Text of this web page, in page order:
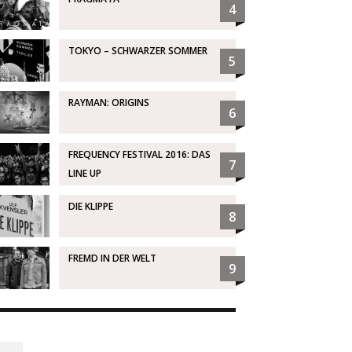
4
TOKYO – SCHWARZER SOMMER
5
RAYMAN: ORIGINS
6
FREQUENCY FESTIVAL 2016: DAS
LINE UP
7
DIE KLIPPE
8
FREMD IN DER WELT
9